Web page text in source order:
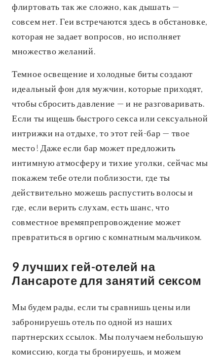
флиртовать так же сложно, как дышать —
совсем нет. Геи встречаются здесь в обстановке,
которая не задает вопросов, но исполняет
множество желаний.
Темное освещение и холодные биты создают
идеальный фон для мужчин, которые приходят,
чтобы сбросить давление — и не разговаривать.
Если ты ищешь быстрого секса или сексуальной
интрижки на отдыхе, то этот гей-бар — твое
место! Даже если бар может предложить
интимную атмосферу и тихие уголки, сейчас мы
покажем тебе отели поблизости, где ты
действительно можешь распустить волосы и
где, если верить слухам, есть шанс, что
совместное времяпрепровождение может
превратиться в оргию с комнатным мальчиком.
9 лучших гей-отелей на
Лансароте для занятий сексом
Мы будем рады, если ты сравнишь цены или
забронируешь отель по одной из наших
партнерских ссылок. Мы получаем небольшую
комиссию, когда ты бронируешь, и можем